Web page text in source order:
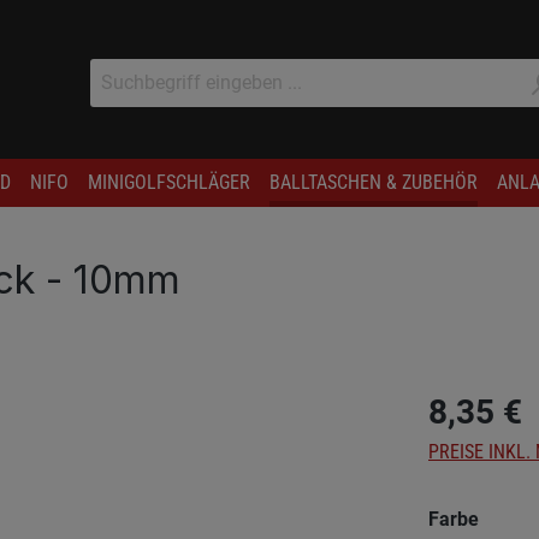
NIFO MINIGOLFSCHLÄGER BALLTASCHEN & ZUBEHÖR
- 10mm
8,35 €
PREISE INKL.
Farbe